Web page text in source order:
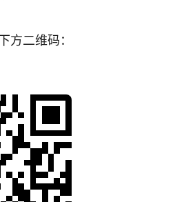
方二维码：